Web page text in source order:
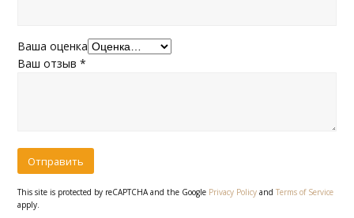
Ваша оценка
Ваш отзыв*
This site is protected by reCAPTCHA and the Google Privacy Policy andTerms of Service
apply.